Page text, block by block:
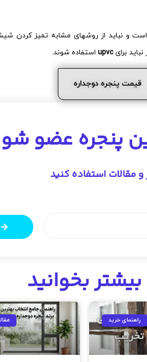
و نباید از روشهای مشابه تمیز کردن
برایupvc استفاده شوند.
قیمت پنجره دوجداره
پنجره عضو
و مقالات استفاده کنید
بیشتر بخوانید
راهنمای خرید